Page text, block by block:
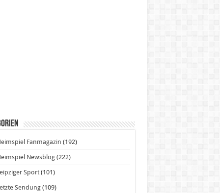
Fanmagazin (192)
Newsblog(222)
Sport(101)
Sendung(109)